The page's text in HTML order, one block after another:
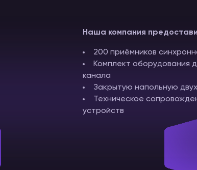
Наша компания
200 приёмников
Комплект оборудования
канала
Закрытую напольную
Техническое
устройств